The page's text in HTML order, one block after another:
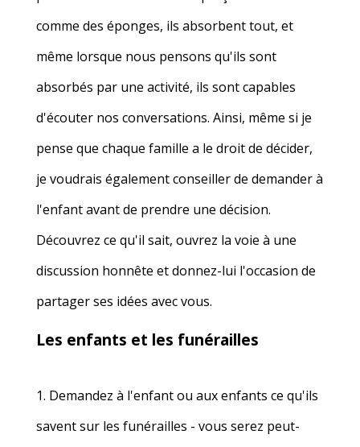
comme des éponges, ils absorbent tout, et
même lorsque nous pensons qu'ils sont
absorbés par une activité, ils sont capables
d'écouter nos conversations. Ainsi, même si je
pense que chaque famille a le droit de décider,
je voudrais également conseiller de demander à
l'enfant avant de prendre une décision.
Découvrez ce qu'il sait, ouvrez la voie à une
discussion honnête et donnez-lui l'occasion de
partager ses idées avec vous.
Les enfants et les funérailles
Demandez à l'enfant ou aux enfants ce qu'ils
savent sur les funérailles - vous serez peut-